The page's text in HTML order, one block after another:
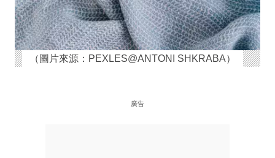
（圖片來源：PEXLES@ANTONI SHKRABA）
廣告